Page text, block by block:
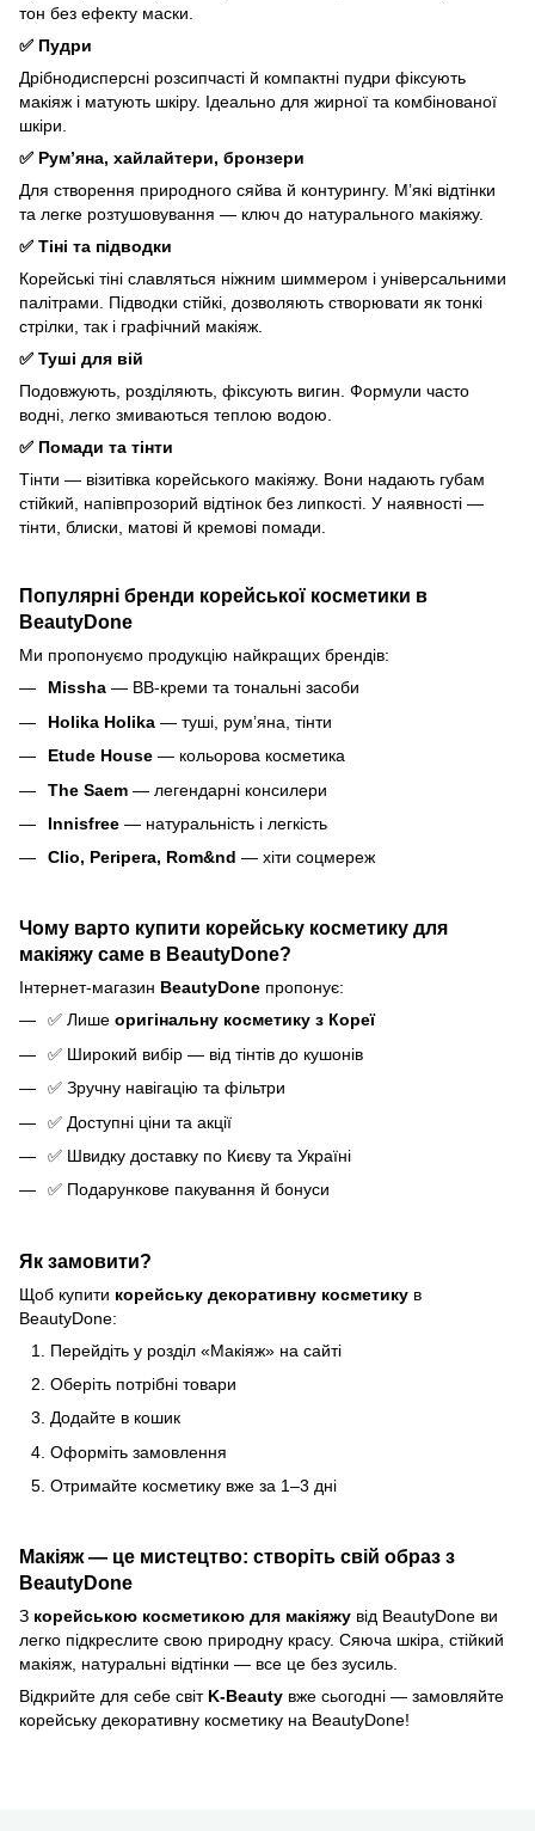
тон без ефекту маски.
✅ Пудри
Дрібнодисперсні розсипчасті й компактні пудри фіксують
макіяж і матують шкіру. Ідеально для жирної та комбінованої
шкіри.
✅ Рум’яна, хайлайтери, бронзери
Для створення природного сяйва й контурингу. М’які відтінки
та легке розтушовування — ключ до натурального макіяжу.
✅ Тіні та підводки
Корейські тіні славляться ніжним шиммером і універсальними
палітрами. Підводки стійкі, дозволяють створювати як тонкі
стрілки, так і графічний макіяж.
✅ Туші для вій
Подовжують, розділяють, фіксують вигин. Формули часто
водні, легко змиваються теплою водою.
✅ Помади та тінти
Тінти — візитівка корейського макіяжу. Вони надають губам
стійкий, напівпрозорий відтінок без липкості. У наявності —
тінти, блиски, матові й кремові помади.
Популярні бренди корейської косметики в
BeautyDone
Ми пропонуємо продукцію найкращих брендів:
Missha — ВВ-креми та тональні засоби
Holika Holika — туші, рум’яна, тінти
Etude House — кольорова косметика
The Saem — легендарні консилери
Innisfree — натуральність і легкість
Clio, Peripera, Rom&nd — хіти соцмереж
Чому варто купити корейську косметику для
макіяжу саме в BeautyDone?
Інтернет-магазин BeautyDone пропонує:
✅ Лише оригінальну косметику з Кореї
✅ Широкий вибір — від тінтів до кушонів
✅ Зручну навігацію та фільтри
✅ Доступні ціни та акції
✅ Швидку доставку по Києву та Україні
✅ Подарункове пакування й бонуси
Як замовити?
Щоб купити корейську декоративну косметику в
BeautyDone:
Перейдіть у розділ «Макіяж» на сайті
Оберіть потрібні товари
Додайте в кошик
Оформіть замовлення
Отримайте косметику вже за 1–3 дні
Макіяж — це мистецтво: створіть свій образ з
BeautyDone
З корейською косметикою для макіяжу від BeautyDone ви
легко підкреслите свою природну красу. Сяюча шкіра, стійкий
макіяж, натуральні відтінки — все це без зусиль.
Відкрийте для себе світ K-Beauty вже сьогодні — замовляйте
корейську декоративну косметику на BeautyDone!